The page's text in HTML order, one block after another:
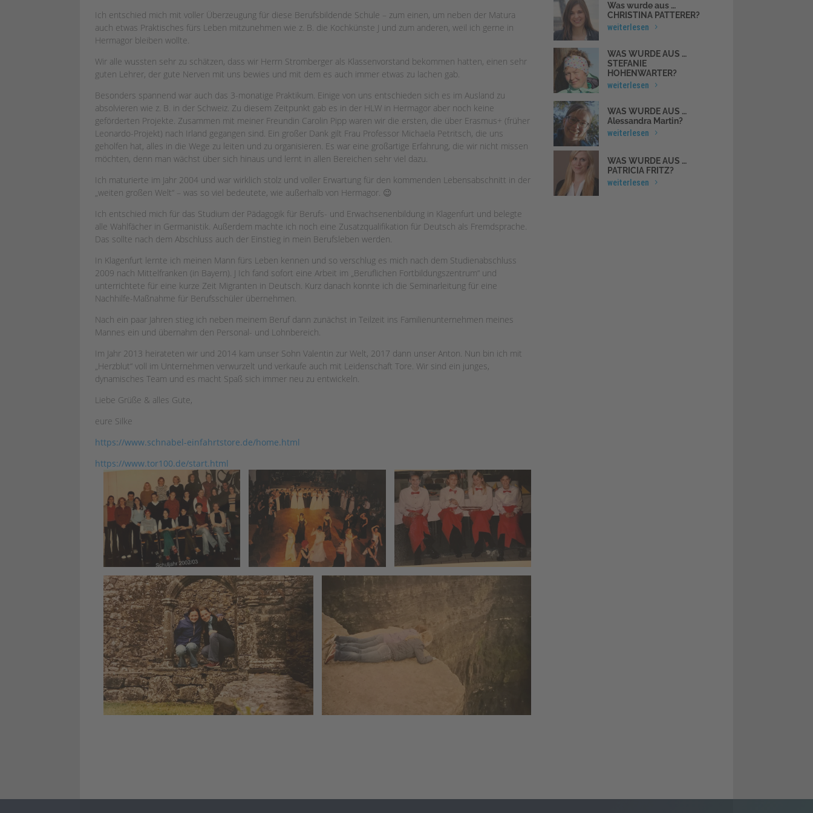
Ich entschied mich mit voller Überzeugung für diese Berufsbildende Schule – zum einen, um neben der Matura
auch etwas Praktisches fürs Leben mitzunehmen wie z. B. die Kochkünste J und zum anderen, weil ich gerne in
Hermagor bleiben wollte.
Wir alle wussten sehr zu schätzen, dass wir Herrn Stromberger als Klassenvorstand bekommen hatten, einen sehr
guten Lehrer, der gute Nerven mit uns bewies und mit dem es auch immer etwas zu lachen gab.
Besonders spannend war auch das 3-monatige Praktikum. Einige von uns entschieden sich es im Ausland zu
absolvieren wie z. B. in der Schweiz. Zu diesem Zeitpunkt gab es in der HLW in Hermagor aber noch keine
geförderten Projekte. Zusammen mit meiner Freundin Carolin Pipp waren wir die ersten, die über Erasmus+ (früher
Leonardo-Projekt) nach Irland gegangen sind. Ein großer Dank gilt Frau Professor Michaela Petritsch, die uns
geholfen hat, alles in die Wege zu leiten und zu organisieren. Es war eine großartige Erfahrung, die wir nicht missen
möchten, denn man wächst über sich hinaus und lernt in allen Bereichen sehr viel dazu.
Ich maturierte im Jahr 2004 und war wirklich stolz und voller Erwartung für den kommenden Lebensabschnitt in der
„weiten großen Welt“ – was so viel bedeutete, wie außerhalb von Hermagor. 😉
Ich entschied mich für das Studium der Pädagogik für Berufs- und Erwachsenenbildung in Klagenfurt und belegte
alle Wahlfächer in Germanistik. Außerdem machte ich noch eine Zusatzqualifikation für Deutsch als Fremdsprache.
Das sollte nach dem Abschluss auch der Einstieg in mein Berufsleben werden.
In Klagenfurt lernte ich meinen Mann fürs Leben kennen und so verschlug es mich nach dem Studienabschluss
2009 nach Mittelfranken (in Bayern). J Ich fand sofort eine Arbeit im „Beruflichen Fortbildungszentrum“ und
unterrichtete für eine kurze Zeit Migranten in Deutsch. Kurz danach konnte ich die Seminarleitung für eine
Nachhilfe-Maßnahme für Berufsschüler übernehmen.
Nach ein paar Jahren stieg ich neben meinem Beruf dann zunächst in Teilzeit ins Familienunternehmen meines
Mannes ein und übernahm den Personal- und Lohnbereich.
Im Jahr 2013 heirateten wir und 2014 kam unser Sohn Valentin zur Welt, 2017 dann unser Anton. Nun bin ich mit
„Herzblut“ voll im Unternehmen verwurzelt und verkaufe auch mit Leidenschaft Tore. Wir sind ein junges,
dynamisches Team und es macht Spaß sich immer neu zu entwickeln.
Liebe Grüße & alles Gute,
eure Silke
https://www.schnabel-einfahrtstore.de/home.html
https://www.tor100.de/start.html
Was wurde aus …
CHRISTINA PATTERER?
weiterlesen
WAS WURDE AUS …
STEFANIE
HOHENWARTER?
weiterlesen
WAS WURDE AUS …
Alessandra Martin?
weiterlesen
WAS WURDE AUS …
PATRICIA FRITZ?
weiterlesen